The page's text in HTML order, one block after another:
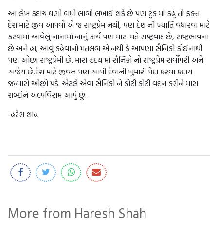
આ લેખ કદાચ ઘણો બધો લાંબો લખાઈ શકે છે પણ ટૂંક માં કહું તો ફક્ત
દેશ માટે જીવ આપવો એ જ રાષ્ટ્રપ્રેમ નથી, પણ દેશ ની ખ્યાતિ વધારવા માટે
કરવામાં આવેલું નાનામાં નાનું કાર્ય પણ મારા મતે રાષ્ટ્રવાદ છે, રાષ્ટ્રભાવના
છે.અને હા, આવું કહેવાનો મતલબ એ નથી કે આપણા સૈનિકો કોઈનાથી
પણ ઓછા રાષ્ટ્રપ્રેમી છે. મારા હૃદય માં સૈનિકો નો રાષ્ટ્રપ્રેમ સર્વોપરી અને
અજેય છે.દેશ માટે જીવન પણ આપી દેવાની ખુમારી પેદા કરવા કદાચ
જન્મારો ઓછો પડે. એટલે એવા સૈનિકો ને કોટી કોટી વંદન કરીને મારા
શબ્દોને અલ્પવિરામ આપું છું.
-હરેશ શાહ
More from Haresh Shah